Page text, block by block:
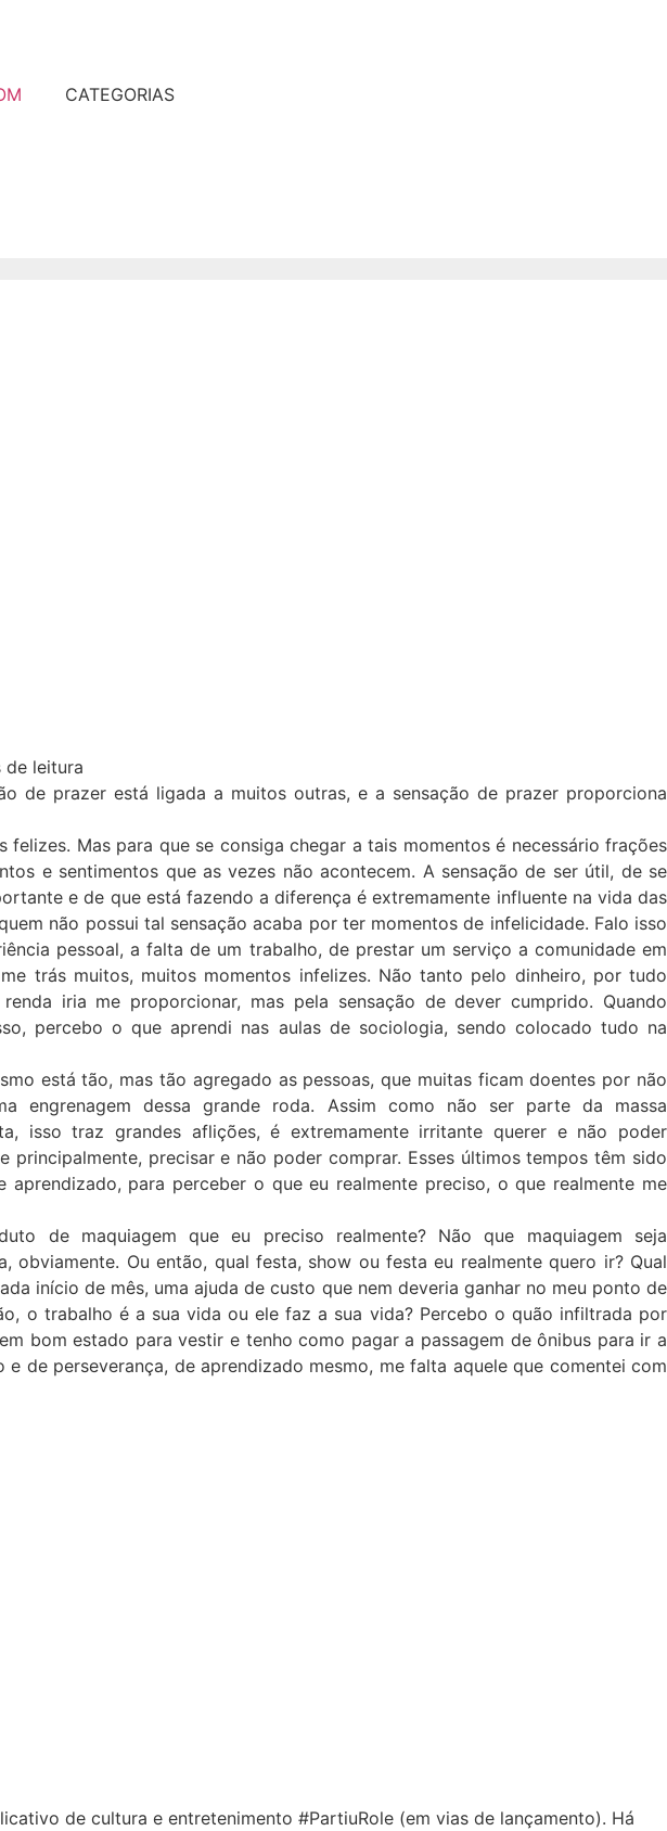
CATEGORIAS
de leitura
de prazer está ligada a muitos outras, e a sensação de prazer proporciona
felizes. Mas para que se consiga chegar a tais momentos é necessário frações
e sentimentos que as vezes não acontecem. A sensação de ser útil, de se
e de que está fazendo a diferença é extremamente influente na vida das
não possui tal sensação acaba por ter momentos de infelicidade. Falo isso
pessoal, a falta de um trabalho, de prestar um serviço a comunidade em
trás muitos, muitos momentos infelizes. Não tanto pelo dinheiro, por tudo
iria me proporcionar, mas pela sensação de dever cumprido. Quando
percebo o que aprendi nas aulas de sociologia, sendo colocado tudo na
está tão, mas tão agregado as pessoas, que muitas ficam doentes por não
engrenagem dessa grande roda. Assim como não ser parte da massa
isso traz grandes aflições, é extremamente irritante querer e não poder
principalmente, precisar e não poder comprar. Esses últimos tempos têm sido
aprendizado, para perceber o que eu realmente preciso, o que realmente me
de maquiagem que eu preciso realmente? Não que maquiagem seja
obviamente. Ou então, qual festa, show ou festa eu realmente quero ir? Qual
início de mês, uma ajuda de custo que nem deveria ganhar no meu ponto de
o trabalho é a sua vida ou ele faz a sua vida? Percebo o quão infiltrada por
bom estado para vestir e tenho como pagar a passagem de ônibus para ir a
de perseverança, de aprendizado mesmo, me falta aquele que comentei com
de cultura e entretenimento #PartiuRole (em vias de lançamento). Há